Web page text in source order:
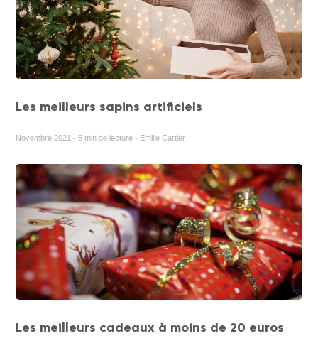
Les meilleurs sapins artificiels
Novembre 2021 - 5 min de lecture - Emilie Cartier
Les meilleurs cadeaux à moins de 20 euros